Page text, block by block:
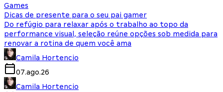
Games
Dicas de presente para o seu pai gamer
Do refúgio para relaxar após o trabalho ao topo da
performance visual, seleção reúne opções sob medida para
renovar a rotina de quem você ama
Camila Hortencio
07.ago.26
Camila Hortencio